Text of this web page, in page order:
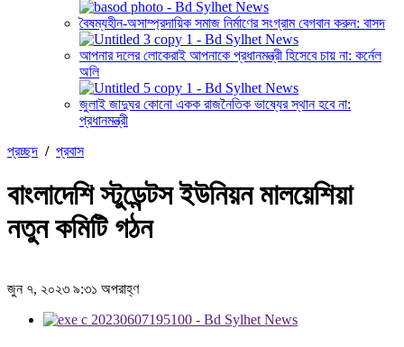
বৈষম্যহীন-অসাম্প্রদায়িক সমাজ নির্মাণের সংগ্রাম বেগবান করুন: বাসদ
আপনার দলের লোকেরাই আপনাকে প্রধানমন্ত্রী হিসেবে চায় না: কর্নেল
অলি
জুলাই জাদুঘর কোনো একক রাজনৈতিক ভাষ্যের স্থান হবে না:
প্রধানমন্ত্রী
প্রচ্ছদ / প্রবাস
বাংলাদেশি স্টুডেন্টস ইউনিয়ন মালয়েশিয়া
নতুন কমিটি গঠন
জুন ৭, ২০২৩ ৯:৩১ অপরাহ্ণ